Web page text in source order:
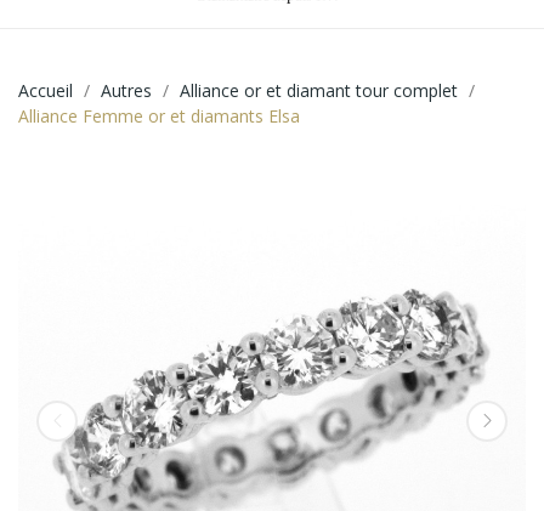
Accueil Autres
Alliance or et diamant tour complet
Alliance Femme or et diamants Elsa